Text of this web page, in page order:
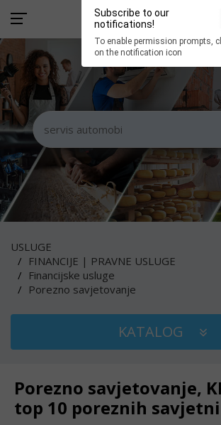
Subscribe to our
notifications!
To enable permission prompts,
on the notification icon
USLUGE
FINANCIJE | PRAVNE USLUGE
Financijske usluge
Porezno savjetovanje
KATALOG
Porezno savjetovanje,
top 10 poreznih